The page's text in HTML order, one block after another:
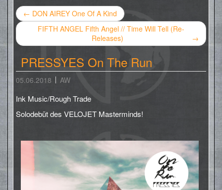
← DON AIREY One Of A Kind
FIFTH ANGEL Fifth Angel // Time Will Tell (Re-
Releases)
→
PRESSYES On The Run
05.06.2018 AW
Ink Music/Rough Trade
Solodebüt des VELOJET Masterminds!